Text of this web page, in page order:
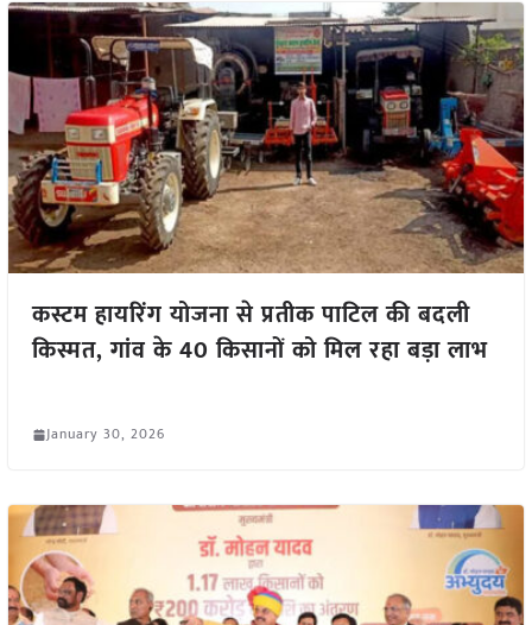
कस्टम हायरिंग योजना से प्रतीक पाटिल की बदली
किस्मत, गांव के 40 किसानों को मिल रहा बड़ा लाभ
January 30, 2026